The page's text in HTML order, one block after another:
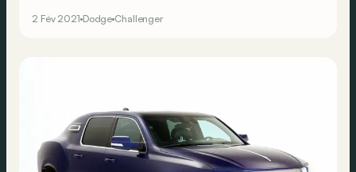
2 Fév 2021 Dodge Challenger